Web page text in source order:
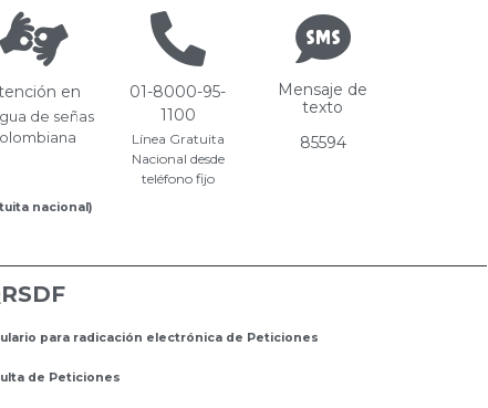
en
de señas
01-8000-95-
1100
Línea Gratuita
Nacional desde
teléfono fijo
Mensaje de
texto
85594
nacional)
para radicación electrónica de Peticiones
de Peticiones